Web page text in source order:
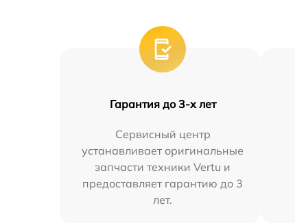
Гарантия до 3-х лет
Сервисный центр
устанавливает оригинальные
запчасти техники Vertu и
предоставляет гарантию до 3
лет.